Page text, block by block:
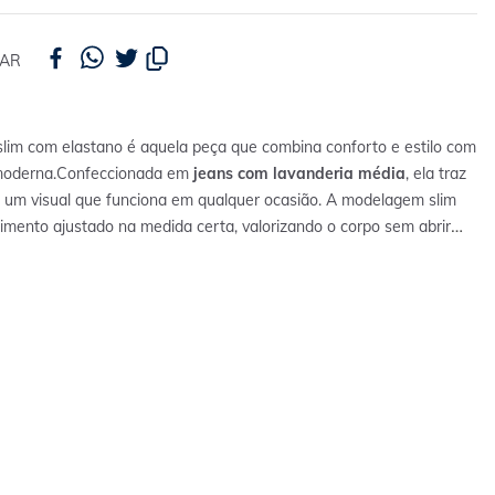
com elastano é aquela peça que combina conforto e estilo com
Confeccionada emjeans com lavanderia média, ela traz
visual que funciona em qualquer ocasião. A modelagem slim
ajustado na medida certa, valorizando o corpo sem abrir
de movimento. O cós com passantes e os bolsos frontais e